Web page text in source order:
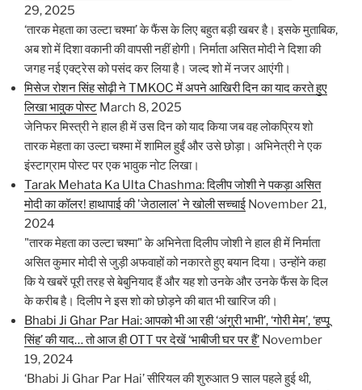
29, 2025
‘तारक मेहता का उल्टा चश्मा’ के फैंस के लिए बहुत बड़ी खबर है। इसके मुताबिक,
अब शो में दिशा वकानी की वापसी नहीं होगी। निर्माता असित मोदी ने दिशा की
जगह नई एक्ट्रेस को पसंद कर लिया है। जल्द शो में नजर आएंगी।
मिसेज रोशन सिंह सोढ़ी ने TMKOC में अपने आखिरी दिन का याद करते हुए
लिखा भावुक पोस्ट March 8, 2025
जेनिफर मिस्त्री ने हाल ही में उस दिन को याद किया जब वह लोकप्रिय शो
तारक मेहता का उल्टा चश्मा में शामिल हुईं और उसे छोड़ा। अभिनेत्री ने एक
इंस्टाग्राम पोस्ट पर एक भावुक नोट लिखा।
Tarak Mehata Ka Ulta Chashma: दिलीप जोशी ने पकड़ा असित
मोदी का कॉलर! हाथापाई की 'जेठालाल' ने खोली सच्चाई November 21,
2024
"तारक मेहता का उल्टा चश्मा" के अभिनेता दिलीप जोशी ने हाल ही में निर्माता
असित कुमार मोदी से जुड़ी अफवाहों को नकारते हुए बयान दिया। उन्होंने कहा
कि ये खबरें पूरी तरह से बेबुनियाद हैं और यह शो उनके और उनके फैंस के दिल
के करीब है। दिलीप ने इस शो को छोड़ने की बात भी खारिज की।
Bhabi Ji Ghar Par Hai: आपको भी आ रही ‘अंगुरी भाभी’, ‘गोरी मेम’, ‘हप्पू
सिंह’ की याद… तो आज ही OTT पर देखें ‘भाबीजी घर पर हैं’ November
19, 2024
‘Bhabi Ji Ghar Par Hai’ सीरियल की शुरुआत 9 साल पहले हुई थी,